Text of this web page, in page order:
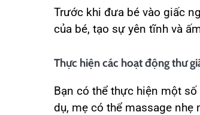
Trước khi đưa bé vào giấc
của bé, tạo sự yên tĩnh và
Thực hiện các hoạt động thư
Bạn có thể thực hiện một
dụ, mẹ có thể massage nhẹ